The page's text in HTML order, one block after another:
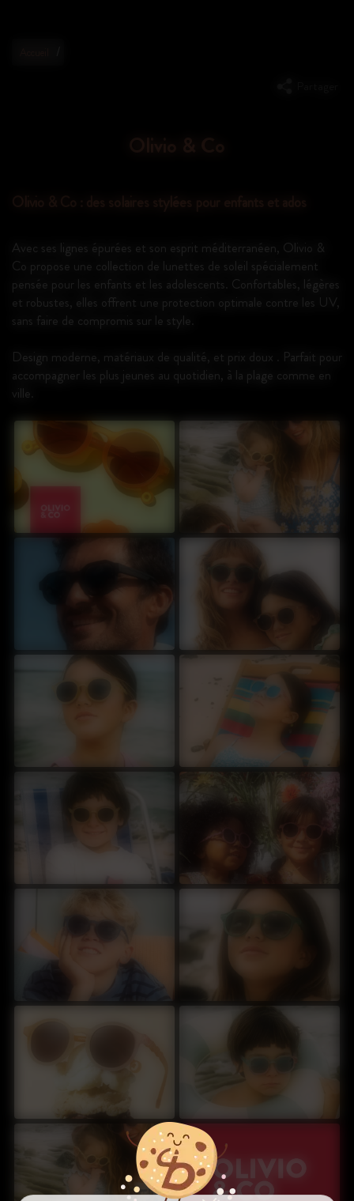
Olivio & Co
Avec ses lignes épurées et son esprit méditerranéen, Olivio &
Co propose une collection de lunettes de soleil spécialement
pensée pour les enfants et les adolescents. Confortables, légères
et robustes, elles offrent une protection optimale contre les UV,
sans faire de compromis sur le style.
Design moderne, matériaux de qualité, et prix doux . Parfait pour
accompagner les plus jeunes au quotidien, à la plage comme en
ville.